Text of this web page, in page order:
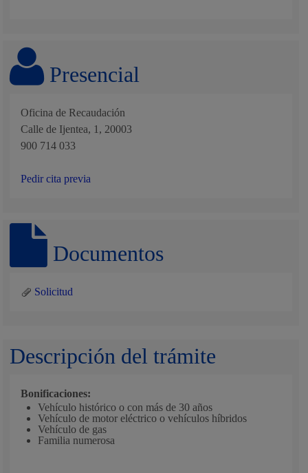
Presencial
Oficina de Recaudación
Calle de Ijentea, 1, 20003
900 714 033
Pedir cita previa
Documentos
Solicitud
Descripción del trámite
Bonificaciones:
Vehículo histórico o con más de 30 años
Vehículo de motor eléctrico o vehículos híbridos
Vehículo de gas
Familia numerosa